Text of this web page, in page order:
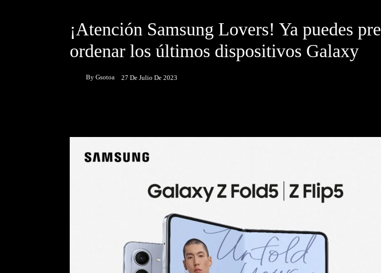
¡Atención Samsung Lovers! Ya puedes pre
ordenar los últimos dispositivos Galaxy
By Gsotoa 27 De Julio De 2023